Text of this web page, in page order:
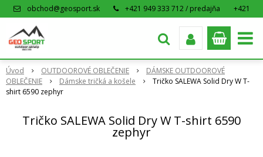
obchod@geosport.sk +421 949 333 712 / predajňa
+421
Úvod OUTDOOROVÉ OBLEČENIE
DÁMSKE OUTDOOROVÉ
OBLEČENIE
Dámske tričká a košele
Tričko SALEWA Solid Dry W T-
shirt 6590 zephyr
Tričko SALEWA Solid Dry W T-shirt 6590
zephyr